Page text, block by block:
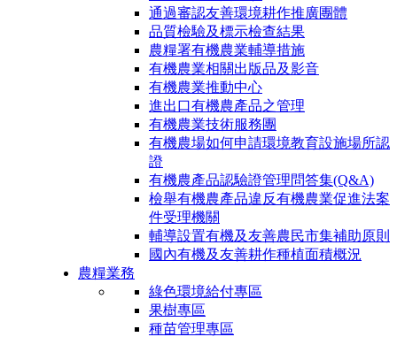
通過審認友善環境耕作推廣團體
品質檢驗及標示檢查結果
農糧署有機農業輔導措施
有機農業相關出版品及影音
有機農業推動中心
進出口有機農產品之管理
有機農業技術服務團
有機農場如何申請環境教育設施場所認
證
有機農產品認驗證管理問答集(Q&A)
檢舉有機農產品違反有機農業促進法案
件受理機關
輔導設置有機及友善農民市集補助原則
國內有機及友善耕作種植面積概況
農糧業務
綠色環境給付專區
果樹專區
種苗管理專區